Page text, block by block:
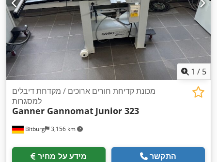
1 / 5
Bitburg 3,156 km
מכונת קדיחת חורים ארוכים / מקדחת דיבלים
למסגרות
Ganner Gannomat Junior 323
מידע על מחיר התקשר